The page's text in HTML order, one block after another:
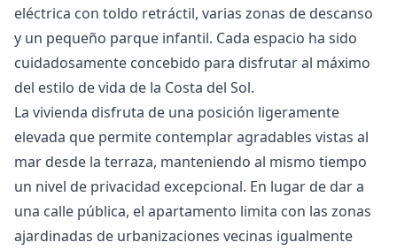
eléctrica con toldo retráctil, varias zonas de descanso
y un pequeño parque infantil. Cada espacio ha sido
cuidadosamente concebido para disfrutar al máximo
del estilo de vida de la Costa del Sol.
La vivienda disfruta de una posición ligeramente
elevada que permite contemplar agradables vistas al
mar desde la terraza, manteniendo al mismo tiempo
un nivel de privacidad excepcional. En lugar de dar a
una calle pública, el apartamento limita con las zonas
ajardinadas de urbanizaciones vecinas igualmente